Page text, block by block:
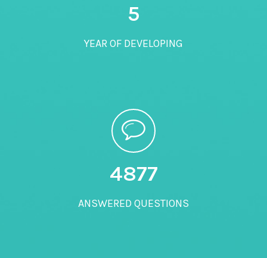
5
YEAR OF DEVELOPING
5000
ANSWERED QUESTIONS